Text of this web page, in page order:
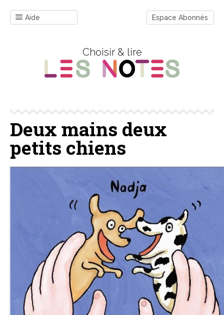
Aide Espace Abonnés
Choisir & lire
Deux mains deux
petits chiens